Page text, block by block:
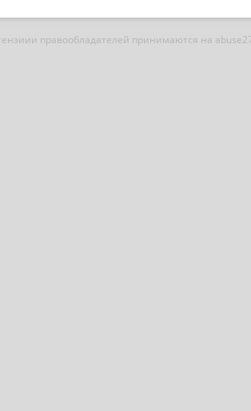
правообладателей принимаются на